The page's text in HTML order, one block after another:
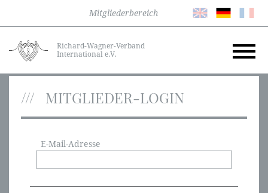
Mitgliederbereich
Richard-Wagner-Verband
International e.V.
MITGLIEDER-LOGIN
E-Mail-Adresse